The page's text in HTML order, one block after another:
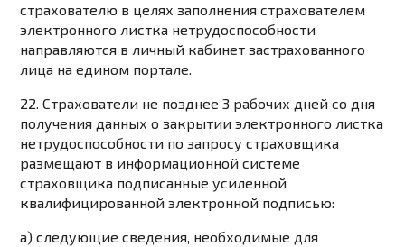
страхователю в целях заполнения страхователем
электронного листка нетрудоспособности
направляются в личный кабинет застрахованного
лица на едином портале.
22. Страхователи не позднее 3 рабочих дней со дня
получения данных о закрытии электронного листка
нетрудоспособности по запросу страховщика
размещают в информационной системе
страховщика подписанные усиленной
квалифицированнойэлектронной подписью:
а) следующие сведения, необходимые для